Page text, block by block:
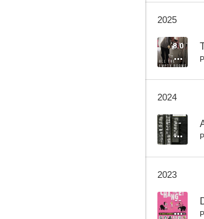
2025
8.0
2024
--
2023
--